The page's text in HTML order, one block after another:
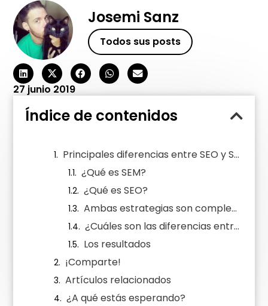
Josemi Sanz
Todos sus posts
27 junio 2019
Índice de contenidos
Principales diferencias entre SEO y SEM que debes conocer para aplicar ambos posicionamientos
¿Qué es SEM?
¿Qué es SEO?
Ambas estrategias son complementarias y no excluyentes
¿Cuáles son las diferencias entre SEO y SEM?
Los resultados
¡Comparte!
Artículos relacionados
¿A qué estás esperando?